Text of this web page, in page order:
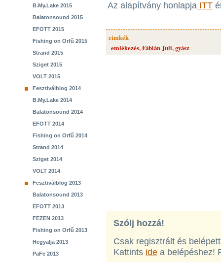
B.My.Lake 2015
Balatonsound 2015
EFOTT 2015
Fishing on Orfű 2015
Strand 2015
Sziget 2015
VOLT 2015
Fesztiválblog 2014
B.My.Lake 2014
Balatonsound 2014
EFOTT 2014
Fishing on Orfű 2014
Strand 2014
Sziget 2014
VOLT 2014
Fesztiválblog 2013
Balatonsound 2013
EFOTT 2013
FEZEN 2013
Fishing on Orfű 2013
Hegyalja 2013
PaFe 2013
Az alapítvány honlapja ITT
cimkék
emlékezés,Fábián Juli,gyász
Szólj hozzá!
Csak regisztrált és
Kattints ide a belépéshez!